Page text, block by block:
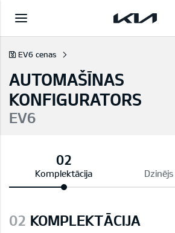
EV6 cenas
AUTOMAŠĪNAS
KONFIGURATORS
EV6
Komplektācija
02 KOMPLEKTĀCIJA